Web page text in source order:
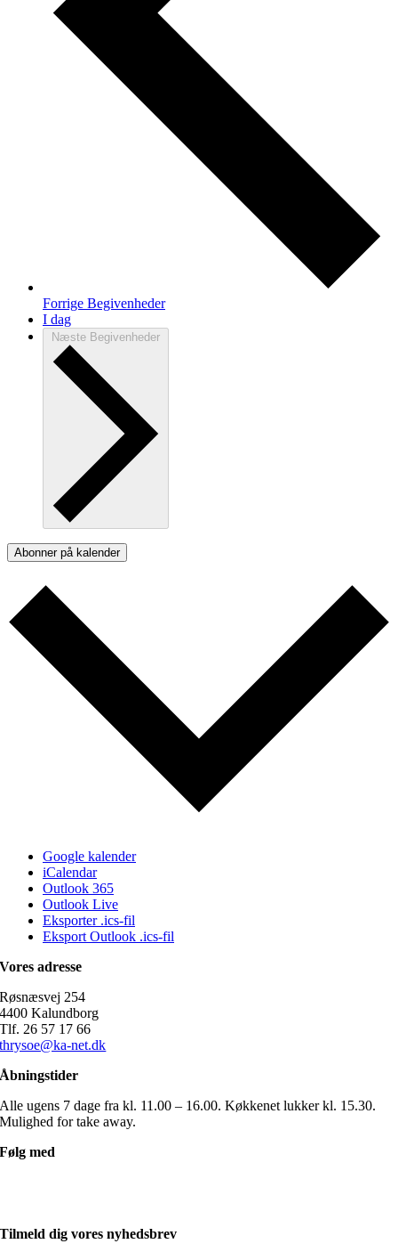
Forrige Begivenheder
I dag
Næste Begivenheder
Abonner på kalender
Google kalender
iCalendar
Outlook 365
Outlook Live
Eksporter .ics-fil
Eksport Outlook .ics-fil
Vores adresse
Røsnæsvej 254
4400 Kalundborg
Tlf. 26 57 17 66
thrysoe@ka-net.dk
Åbningstider
Alle ugens 7 dage fra kl. 11.00 – 16.00. Køkkenet lukker kl. 15.30.
Mulighed for take away.
Følg med
Tilmeld dig vores nyhedsbrev